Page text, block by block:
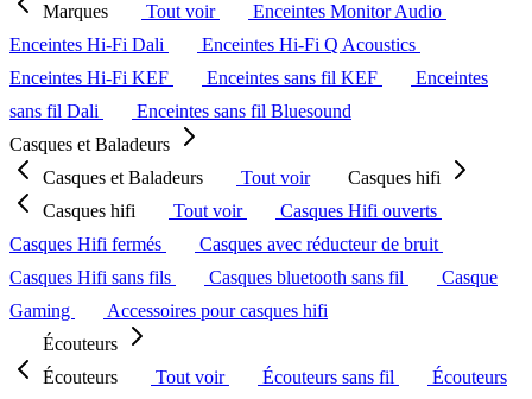
Marques
Tout voir
Enceintes Monitor Audio
Enceintes Hi-Fi Dali
Enceintes Hi-Fi Q Acoustics
Enceintes Hi-Fi KEF
Enceintes sans fil KEF
Enceintes
sans fil Dali
Enceintes sans fil Bluesound
Casques et Baladeurs
Casques et Baladeurs
Tout voir
Casques hifi
Casques hifi
Tout voir
Casques Hifi ouverts
Casques Hifi fermés
Casques avec réducteur de bruit
Casques Hifi sans fils
Casques bluetooth sans fil
Casque
Gaming
Accessoires pour casques hifi
Écouteurs
Écouteurs
Tout voir Écouteurs sans fil
Écouteurs